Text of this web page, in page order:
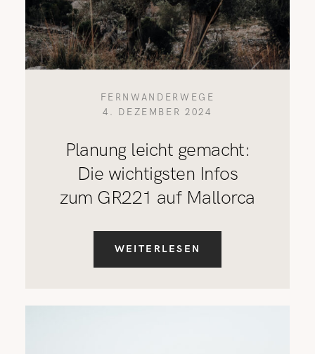
FERNWANDERWEGE
4. DEZEMBER 2024
Planung leicht gemacht:
Die wichtigsten Infos
zum GR221 auf Mallorca
WEITERLESEN